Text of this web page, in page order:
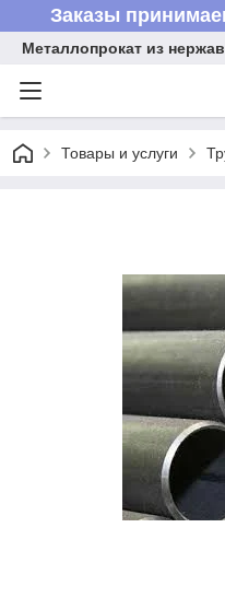
Заказы
Металлопрокат из
Товары и услуги